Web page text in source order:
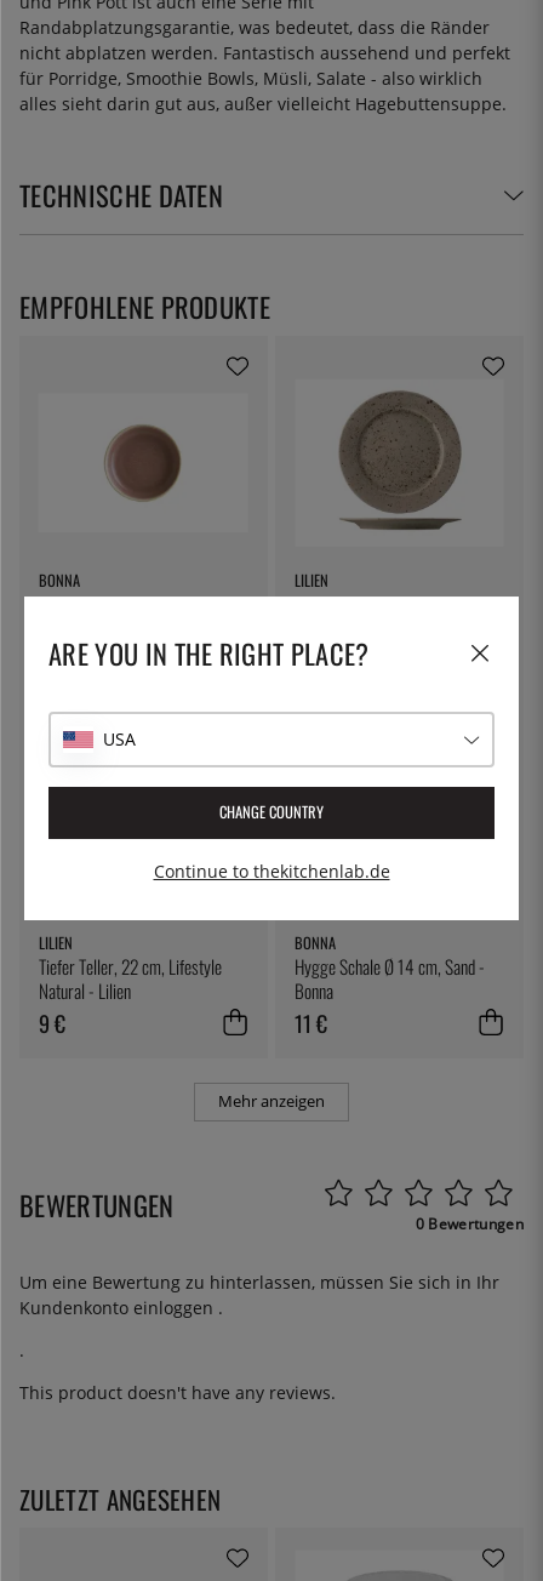
Randabplatzungsgarantie, was bedeutet, dass die Ränder
nicht abplatzen werden. Fantastisch aussehend und perfekt
für Porridge, Smoothie Bowls, Müsli, Salate - also wirklich
alles sieht darin gut aus, außer vielleicht Hagebuttensuppe.
TECHNISCHE DATEN
BONNA
Schale 10 cm, Rosa Topf - Bonna
6 €
LILIEN
Flacher Teller 26 cm, Lifestyle
11 €
LILIEN
Tiefer Teller, 22 cm, Lifestyle
Natural - Lilien
9 €
BONNA
Hygge Schale Ø 14 cm, Sand -
Bonna
11 €
Mehr anzeigen
EMPFOHLENE PRODUKTE
BEWERTUNGEN 0 Bewertungen
Um eine Bewertung zu hinterlassen, müssen Sie sich in Ihr
Kundenkonto einloggen .
.
This product doesn't have any reviews.
ZULETZT ANGESEHEN
ARE YOU IN THE RIGHT PLACE?
USA
CHANGE COUNTRY
Continue to thekitchenlab.de